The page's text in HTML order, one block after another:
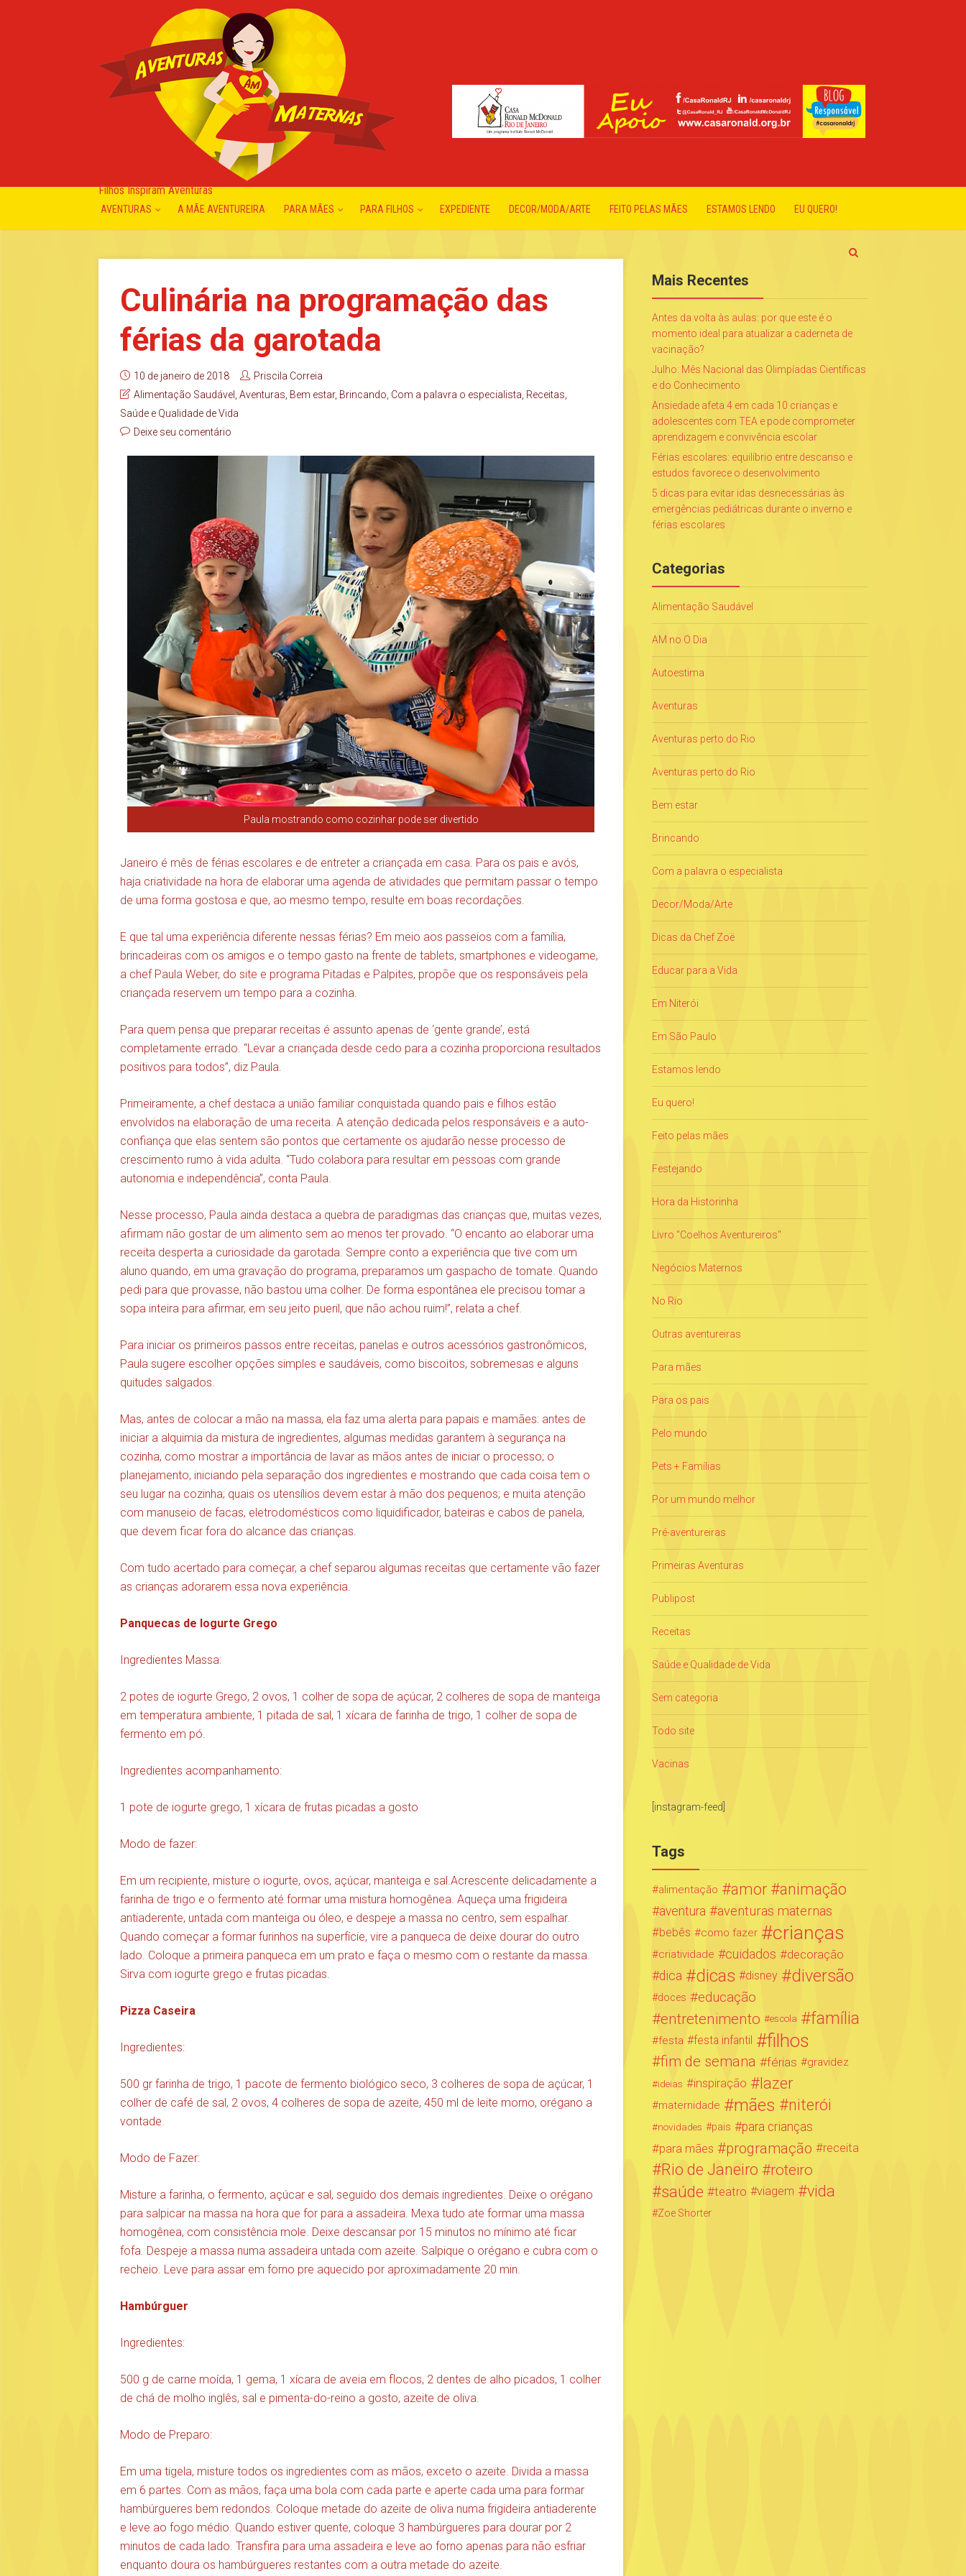
Filhos Inspiram Aventuras
AVENTURAS A MÃE AVENTUREIRA PARA MÃES PARA FILHOS EXPEDIENTE DECOR/MODA/ARTE FEITO PELAS MÃES ESTAMOS LENDO EU QUERO!
Culinária na programação das
férias da garotada
10 de janeiro de 2018
Priscila Correia
Alimentação Saudável Aventuras Bem estar, Brincando Com a palavra o especialista Receitas
Saúde e Qualidade de Vida
Deixe seu comentário
Paula mostrando como cozinhar pode ser divertido
Janeiro é mês de férias escolares e de entreter a criançada em casa. Para os pais e avós,
haja criatividade na hora de elaborar uma agenda de atividades que permitam passar o tempo
de uma forma gostosa e que, ao mesmo tempo, resulte em boas recordações.
E que tal uma experiência diferente nessas férias? Em meio aos passeios com a família,
brincadeiras com os amigos e o tempo gasto na frente de tablets, smartphones e videogame,
a chef Paula Weber, do site e programa Pitadas e Palpites, propõe que os responsáveis pela
criançada reservem um tempo para a cozinha.
Para quem pensa que preparar receitas é assunto apenas de ‘gente grande’, está
completamente errado. “Levar a criançada desde cedo para a cozinha proporciona resultados
positivos para todos”, diz Paula.
Primeiramente, a chef destaca a união familiar conquistada quando pais e filhos estão
envolvidos na elaboração de uma receita. A atenção dedicada pelos responsáveis e a auto-
confiança que elas sentem são pontos que certamente os ajudarão nesse processo de
crescimento rumo à vida adulta. “Tudo colabora para resultar em pessoas com grande
autonomia e independência”, conta Paula.
Nesse processo, Paula ainda destaca a quebra de paradigmas das crianças que, muitas vezes,
afirmam não gostar de um alimento sem ao menos ter provado. “O encanto ao elaborar uma
receita desperta a curiosidade da garotada. Sempre conto a experiência que tive com um
aluno quando, em uma gravação do programa, preparamos um gaspacho de tomate. Quando
pedi para que provasse, não bastou uma colher. De forma espontânea ele precisou tomar a
sopa inteira para afirmar, em seu jeito pueril, que não achou ruim!”, relata a chef.
Para iniciar os primeiros passos entre receitas, panelas e outros acessórios gastronômicos,
Paula sugere escolher opções simples e saudáveis, como biscoitos, sobremesas e alguns
quitudes salgados.
Mas, antes de colocar a mão na massa, ela faz uma alerta para papais e mamães: antes de
iniciar a alquimia da mistura de ingredientes, algumas medidas garantem à segurança na
cozinha, como mostrar a importância de lavar as mãos antes de iniciar o processo; o
planejamento, iniciando pela separação dos ingredientes e mostrando que cada coisa tem o
seu lugar na cozinha; quais os utensílios devem estar à mão dos pequenos; e muita atenção
com manuseio de facas, eletrodomésticos como liquidificador, bateiras e cabos de panela,
que devem ficar fora do alcance das crianças.
Com tudo acertado para começar, a chef separou algumas receitas que certamente vão fazer
as crianças adorarem essa nova experiência.
Panquecas de Iogurte Grego
Ingredientes Massa:
2 potes de iogurte Grego, 2 ovos, 1 colher de sopa de açúcar, 2 colheres de sopa de manteiga
em temperatura ambiente, 1 pitada de sal, 1 xícara de farinha de trigo, 1 colher de sopa de
fermento em pó.
Ingredientes acompanhamento:
1 pote de iogurte grego, 1 xícara de frutas picadas a gosto
Modo de fazer:
Em um recipiente, misture o iogurte, ovos, açúcar, manteiga e sal.Acrescente delicadamente a
farinha de trigo e o fermento até formar uma mistura homogênea. Aqueça uma frigideira
antiaderente, untada com manteiga ou óleo, e despeje a massa no centro, sem espalhar.
Quando começar a formar furinhos na superfície, vire a panqueca de deixe dourar do outro
lado. Coloque a primeira panqueca em um prato e faça o mesmo com o restante da massa.
Sirva com iogurte grego e frutas picadas.
Pizza Caseira
Ingredientes:
500 gr farinha de trigo, 1 pacote de fermento biológico seco, 3 colheres de sopa de açúcar, 1
colher de café de sal, 2 ovos, 4 colheres de sopa de azeite, 450 ml de leite morno, orégano a
vontade.
Modo de Fazer:
Misture a farinha, o fermento, açúcar e sal, seguido dos demais ingredientes. Deixe o orégano
para salpicar na massa na hora que for para a assadeira. Mexa tudo ate formar uma massa
homogênea, com consistência mole. Deixe descansar por 15 minutos no mínimo até ficar
fofa. Despeje a massa numa assadeira untada com azeite. Salpique o orégano e cubra com o
recheio. Leve para assar em forno pre aquecido por aproximadamente 20 min.
Hambúrguer
Ingredientes:
500 g de carne moída, 1 gema, 1 xícara de aveia em flocos, 2 dentes de alho picados, 1 colher
de chá de molho inglês, sal e pimenta-do-reino a gosto, azeite de oliva.
Modo de Preparo:
Em uma tigela, misture todos os ingredientes com as mãos, exceto o azeite. Divida a massa
em 6 partes. Com as mãos, faça uma bola com cada parte e aperte cada uma para formar
hambúrgueres bem redondos. Coloque metade do azeite de oliva numa frigideira antiaderente
e leve ao fogo médio. Quando estiver quente, coloque 3 hambúrgueres para dourar por 2
minutos de cada lado. Transfira para uma assadeira e leve ao forno apenas para não esfriar
enquanto doura os hambúrgueres restantes com a outra metade do azeite.
Mais Recentes
Antes da volta às aulas: por que este é o
momento ideal para atualizar a caderneta de
vacinação?
Julho: Mês Nacional das Olimpíadas Científicas
e do Conhecimento
Ansiedade afeta 4 em cada 10 crianças e
adolescentes com TEA e pode comprometer
aprendizagem e convivência escolar
Férias escolares: equilíbrio entre descanso e
estudos favorece o desenvolvimento
5 dicas para evitar idas desnecessárias às
emergências pediátricas durante o inverno e
férias escolares
Categorias
Alimentação Saudável
AM no O Dia
Autoestima
Aventuras
Aventuras perto do Rio
Aventuras perto do Rio
Bem estar
Brincando
Com a palavra o especialista
Decor/Moda/Arte
Dicas da Chef Zoë
Educar para a Vida
Em Niterói
Em São Paulo
Estamos lendo
Eu quero!
Feito pelas mães
Festejando
Hora da Historinha
Livro "Coelhos Aventureiros"
Negócios Maternos
No Rio
Outras aventureiras
Para mães
Para os pais
Pelo mundo
Pets + Famílias
Por um mundo melhor
Pré-aventureiras
Primeiras Aventuras
Publipost
Receitas
Saúde e Qualidade de Vida
Sem categoria
Todo site
Vacinas
[instagram-feed]
Tags
alimentação amor animação
aventura aventuras maternas
bebês como fazer crianças
criatividade cuidados
decoração
dica
dicas disney diversão
doces educação
entretenimento escola família
festa festa infantil filhos
fim de semana férias gravidez
ideias inspiração lazer
maternidade mães niterói
novidades pais
para crianças
para mães
programação receita
Rio de Janeiro roteiro
saúde teatro viagem vida
Zoe Shorter